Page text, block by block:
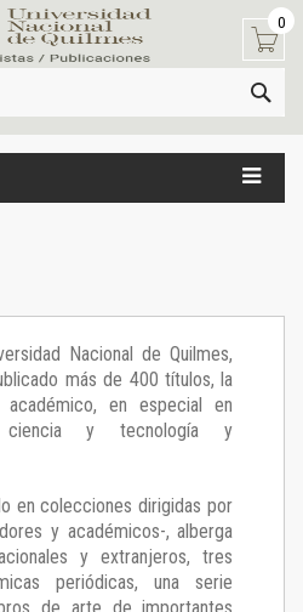
0
Nacional de Quilmes,
más de 400 títulos, la
en especial en
ciencia y tecnología y
en colecciones dirigidas por
y académicos-, alberga
y extranjeros, tres
periódicas, una serie